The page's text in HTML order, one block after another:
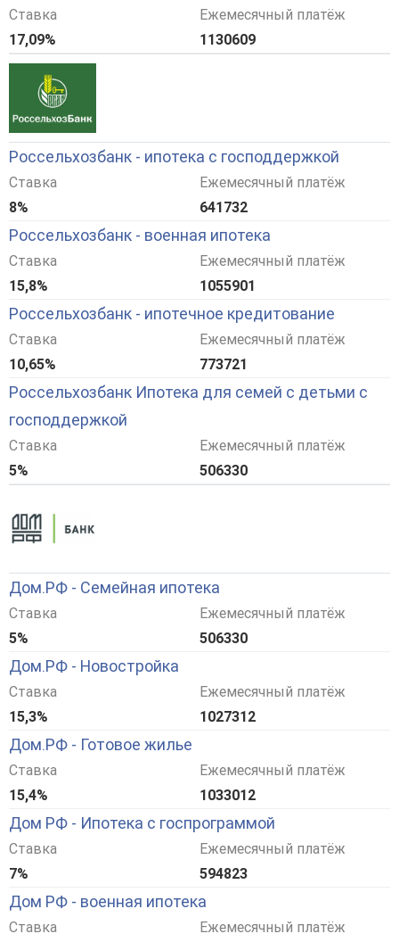
Ставка
17,09%
Ежемесячный платёж
1130609
Россельхозбанк - ипотека с господдержкой
Ставка
8%
Ежемесячный платёж
641732
Россельхозбанк - военная ипотека
Ставка
15,8%
Ежемесячный платёж
1055901
Россельхозбанк - ипотечное кредитование
Ставка
10,65%
Ежемесячный платёж
773721
Россельхозбанк Ипотека для семей с детьми с
господдержкой
Ставка
5%
Ежемесячный платёж
506330
Дом.РФ - Семейная ипотека
Ставка
5%
Ежемесячный платёж
506330
Дом.РФ - Новостройка
Ставка
15,3%
Ежемесячный платёж
1027312
Дом.РФ - Готовое жилье
Ставка
15,4%
Ежемесячный платёж
1033012
Дом РФ - Ипотека с госпрограммой
Ставка
7%
Ежемесячный платёж
594823
Дом РФ - военная ипотека
Ставка
Ежемесячный платёж